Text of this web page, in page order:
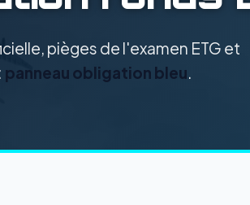
pièges de l'examen ETG et
panneau obligation bleu.